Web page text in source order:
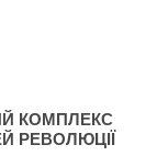
КОМПЛЕКС
РЕВОЛЮЦІЇ